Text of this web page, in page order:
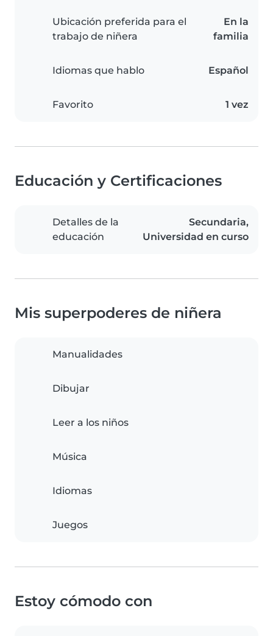
Ubicación preferida para el
trabajo de niñera
En la
familia
Idiomas que hablo Español
Favorito 1 vez
Educación y Certificaciones
Detalles de la
educación
Secundaria,
Universidad en curso
Mis superpoderes de niñera
Manualidades
Dibujar
Leer a los niños
Música
Idiomas
Juegos
Estoy cómodo con